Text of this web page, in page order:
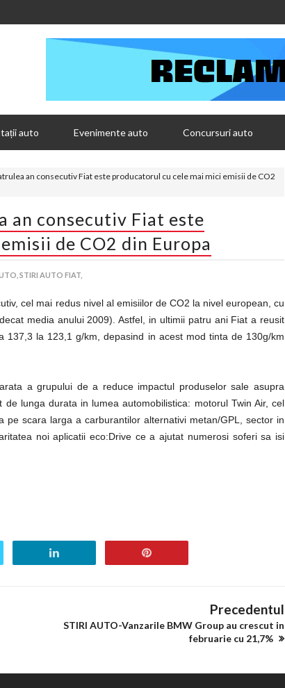
auto Evenimente auto Concursuri auto
an consecutiv Fiat este producatorul cu cele mai mici emisii de CO2
an consecutiv Fiat este
de CO2 din Europa
STIRI AUTO FIAT,
cel mai redus nivel al emisiilor de CO2 la nivel european, cu
media anului 2009). Astfel, in ultimii patru ani Fiat a reusit
la 123,1 g/km, depasind in acest mod tinta de 130g/km
a grupului de a reduce impactul produselor sale asupra
lunga durata in lumea automobilistica: motorul Twin Air, cel
scara larga a carburantilor alternativi metan/GPL, sector in
noi aplicatii eco:Drive ce a ajutat numerosi soferi sa isi
Precedentul
STIRI AUTO-Vanzarile BMW Group au crescut in
februarie cu 21,7%